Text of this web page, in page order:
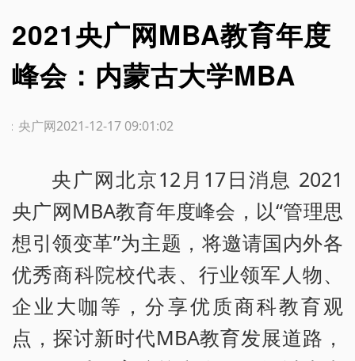
2021央广网MBA教育年度
峰会：内蒙古大学MBA
2021-12-17 09:01:02
：央广网
央广网北京12月17日消息 2021
央广网MBA教育年度峰会，以“管理思
想引领变革”为主题，将邀请国内外各
优秀商科院校代表、行业领军人物、
企业大咖等，分享优质商科教育观
点，探讨新时代MBA教育发展道路，